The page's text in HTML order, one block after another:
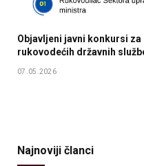
Objavljeni javni konkursi
rukovodećih državnih
07.05.2026
Najnoviji članci